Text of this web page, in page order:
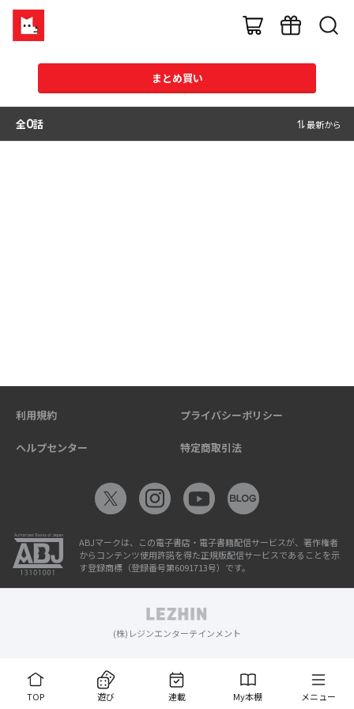
まとめ買い
全0話 最新から
TOP 遊び 連載 My本棚 メニュー
利用規約 プライバシーポリシー
ヘルプセンター 特定商取引法
ABJマークは、この電子書店・電子書籍配信サービスが、著作権者
からコンテンツ使用許諾を得た正規版配信サービスであることを示
す登録商標（登録番号第6091713号）です。
(株)レジンエンターテインメント